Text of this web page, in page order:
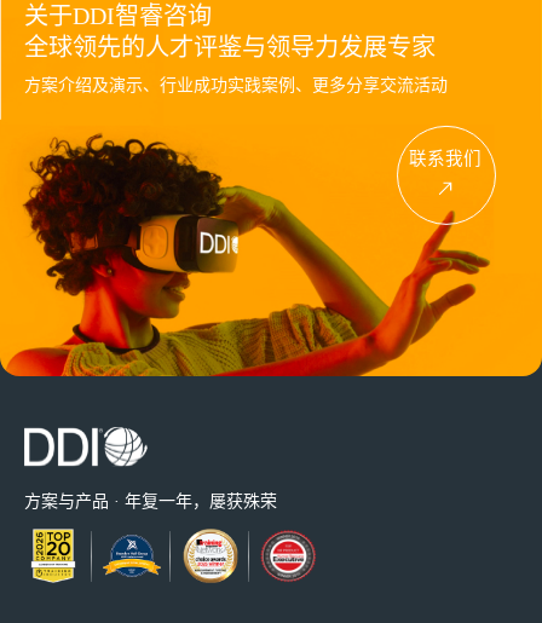
关于DDI智睿咨询
全球领先的人才评鉴与领导力发展专家
方案介绍及演示、行业成功实践案例、更多分享交流活动
联系我们
方案与产品 · 年复一年，屡获殊荣